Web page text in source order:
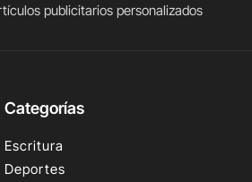
publicitarios personalizados
Categorías
Escritura
Deportes